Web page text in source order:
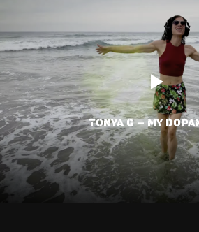
TONYA G – MY